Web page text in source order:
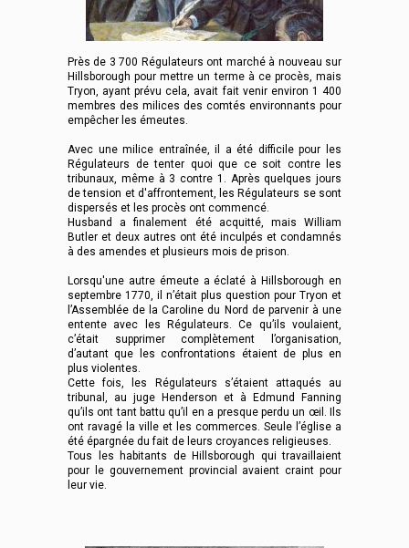
Près de 3 700 Régulateurs ont marché à nouveau sur
Hillsborough pour mettre un terme à ce procès, mais
Tryon, ayant prévu cela, avait fait venir environ 1 400
membres des milices des comtés environnants pour
empêcher les émeutes.
Avec une milice entraînée, il a été difficile pour les
Régulateurs de tenter quoi que ce soit contre les
tribunaux, même à 3 contre 1. Après quelques jours
de tension et d'affrontement, les Régulateurs se sont
dispersés et les procès ont commencé.
Husband a finalement été acquitté, mais William
Butler et deux autres ont été inculpés et condamnés
à des amendes et plusieurs mois de prison.
Lorsqu'une autre émeute a éclaté à Hillsborough en
septembre 1770, il n’était plus question pour Tryon et
l’Assemblée de la Caroline du Nord de parvenir à une
entente avec les Régulateurs. Ce qu’ils voulaient,
c’était supprimer complètement l’organisation,
d’autant que les confrontations étaient de plus en
plus violentes.
Cette fois, les Régulateurs s’étaient attaqués au
tribunal, au juge Henderson et à Edmund Fanning
qu’ils ont tant battu qu’il en a presque perdu un œil. Ils
ont ravagé la ville et les commerces. Seule l’église a
été épargnée du fait de leurs croyances religieuses.
Tous les habitants de Hillsborough qui travaillaient
pour le gouvernement provincial avaient craint pour
leur vie.